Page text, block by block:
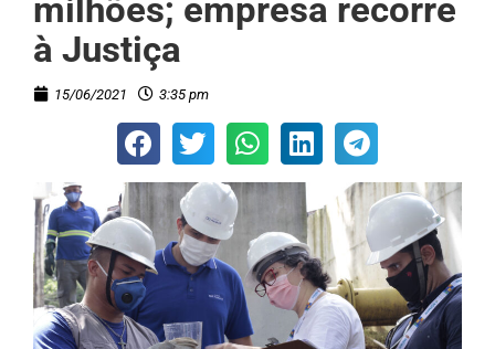
milhões; empresa recorre
à Justiça
15/06/2021 3:35 pm